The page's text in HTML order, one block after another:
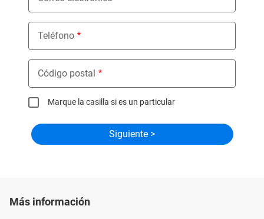
Teléfono
Código postal
Marque la casilla si es un particular
Más información